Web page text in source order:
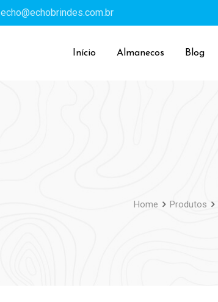
echo@echobrindes.com.br
Início Almanecos Blog
Home Produtos